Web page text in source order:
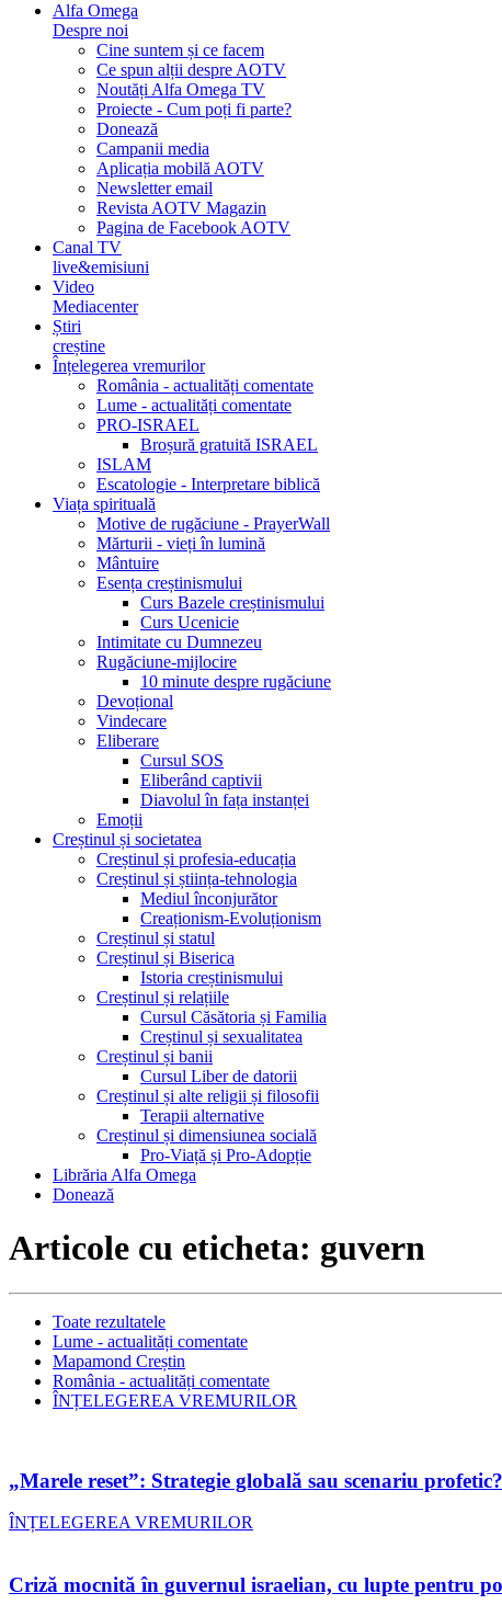
Alfa Omega
Despre noi
Cine suntem și ce facem
Ce spun alții despre AOTV
Noutăți Alfa Omega TV
Proiecte - Cum poți fi parte?
Donează
Campanii media
Aplicația mobilă AOTV
Newsletter email
Revista AOTV Magazin
Pagina de Facebook AOTV
Canal TV
live&emisiuni
Video
Mediacenter
Știri
creștine
Înțelegerea vremurilor
România - actualități comentate
Lume - actualități comentate
PRO-ISRAEL
Broșură gratuită ISRAEL
ISLAM
Escatologie - Interpretare biblică
Viața spirituală
Motive de rugăciune - PrayerWall
Mărturii - vieți în lumină
Mântuire
Esența creștinismului
Curs Bazele creștinismului
Curs Ucenicie
Intimitate cu Dumnezeu
Rugăciune-mijlocire
10 minute despre rugăciune
Devoțional
Vindecare
Eliberare
Cursul SOS
Eliberând captivii
Diavolul în fața instanței
Emoții
Creștinul și societatea
Creștinul și profesia-educația
Creștinul și știința-tehnologia
Mediul înconjurător
Creaționism-Evoluționism
Creștinul și statul
Creștinul și Biserica
Istoria creștinismului
Creștinul și relațiile
Cursul Căsătoria și Familia
Creștinul și sexualitatea
Creștinul și banii
Cursul Liber de datorii
Creștinul și alte religii și filosofii
Terapii alternative
Creștinul și dimensiunea socială
Pro-Viață și Pro-Adopție
Librăria Alfa Omega
Donează
Articole cu eticheta: guvern
Toate rezultatele
Lume - actualități comentate
Mapamond Creștin
România - actualități comentate
ÎNȚELEGEREA VREMURILOR
„Marele reset”: Strategie globală sau scenariu
ÎNȚELEGEREA VREMURILOR
Criză mocnită în guvernul israelian, cu lupte pentru